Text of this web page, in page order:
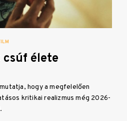
csúf élete
hogy a megfelelően
kritikai realizmus még 2026-